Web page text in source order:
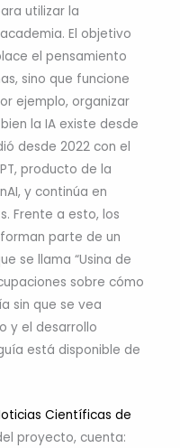
utilizar la
El objetivo
el pensamiento
sino que funcione
ejemplo, organizar
la IA existe desde
desde 2022 con el
producto de la
y continúa en
Frente a esto, los
parte de un
se llama “Usina de
sobre cómo
sin que se vea
y el desarrollo
está disponible de
Científicas de
proyecto, cuenta: